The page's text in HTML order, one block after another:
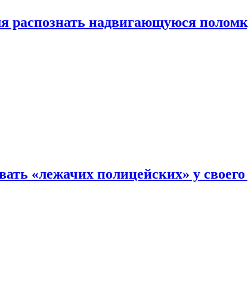
распознать надвигающуюся
«лежачих полицейских» у